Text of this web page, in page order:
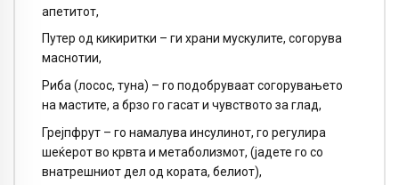
апетитот,
Путер од кикиритки – ги храни мускулите, согорува
маснотии,
Риба (лосос, туна) – го подобруваат согорувањето
на мастите, а брзо го гасат и чувството за глад,
Грејпфрут – го намалува инсулинот, го регулира
шеќерот во крвта и метаболизмот, (јадете го со
внатрешниот дел од кората, белиот),